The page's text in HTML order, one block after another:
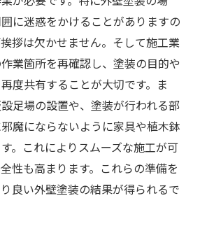
に迷惑をかけることがありますの
拶は欠かせません。そして施工業
業箇所を再確認し、塗装の目的や
度共有することが大切です。ま
足場の設置や、塗装が行われる部
魔にならないように家具や植木鉢
。これによりスムーズな施工が可
性も高まります。これらの準備を
良い外壁塗装の結果が得られるで